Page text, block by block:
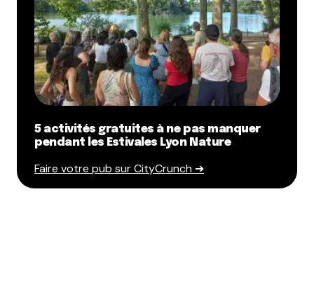
5 activités gratuites à ne pas manquer
pendant les Estivales Lyon Nature
Faire votre pub sur CityCrunch ➔